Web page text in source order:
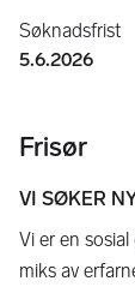
Søknadsfrist
5.6.2026
Frisør
VI SØKER
Vi er en
miks av